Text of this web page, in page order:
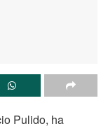
Pulido, ha